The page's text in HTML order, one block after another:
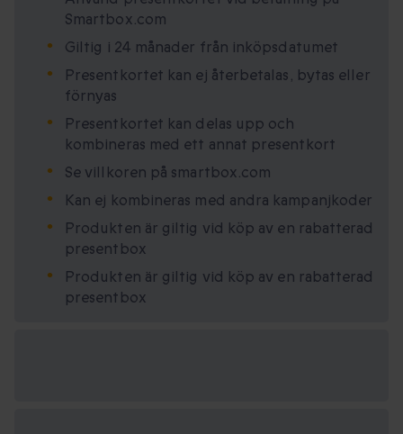
Smartbox.com
Giltig i 24 månader från inköpsdatumet
Presentkortet kan ej återbetalas, bytas eller
förnyas
Presentkortet kan delas upp och
kombineras med ett annat presentkort
Se villkoren på smartbox.com
Kan ej kombineras med andra kampanjkoder
Produkten är giltig vid köp av en rabatterad
presentbox
Produkten är giltig vid köp av en rabatterad
presentbox